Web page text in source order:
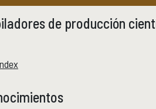
de producción